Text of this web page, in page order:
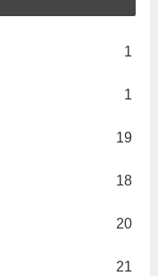
1
1
19
18
20
21